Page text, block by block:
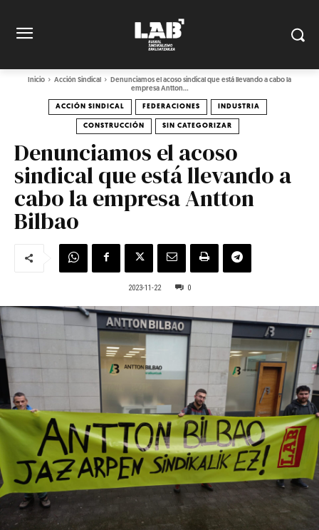
Inicio Acción Sindical
Denunciamos el acoso sindical que está llevando a cabo la
empresa Antton...
ACCIÓN SINDICAL FEDERACIONES INDUSTRIA
CONSTRUCCIÓN SIN CATEGORIZAR
Denunciamos el acoso
sindical que está llevando a
cabo la empresa Antton
Bilbao
2023-11-22 0